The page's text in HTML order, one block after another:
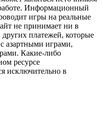
Информационный
игры на реальные
не принимает ни в
платежей, которые
азартными играми,
Какие-либо
ресурсе
исключительно в